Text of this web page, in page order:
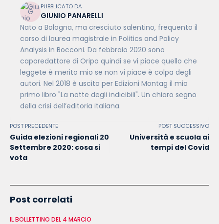
PUBBLICATO DA
GIUNIO PANARELLI
Nato a Bologna, ma cresciuto salentino, frequento il
corso di laurea magistrale in Politics and Policy
Analysis in Bocconi. Da febbraio 2020 sono
caporedattore di Oripo quindi se vi piace quello che
leggete è merito mio se non vi piace è colpa degli
autori. Nel 2018 è uscito per Edizioni Montag il mio
primo libro "La notte degli indicibili". Un chiaro segno
della crisi dell’editoria italiana.
POST PRECEDENTE
Guida elezioni regionali 20
Settembre 2020: cosa si
vota
POST SUCCESSIVO
Università e scuola ai
tempi del Covid
Post correlati
IL BOLLETTINO DEL 4 MARCIO